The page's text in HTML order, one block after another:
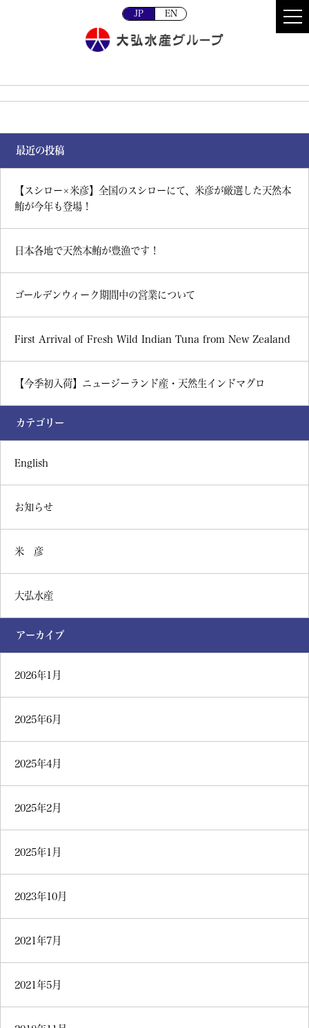
JP EN
最近の投稿
【スシロー×米彦】全国のスシローにて、米彦が厳選した天然本
鮪が今年も登場！
日本各地で天然本鮪が豊漁です！
ゴールデンウィーク期間中の営業について
First Arrival of Fresh Wild Indian Tuna from New Zealand
【今季初入荷】ニュージーランド産・天然生インドマグロ
カテゴリー
English
お知らせ
米 彦
大弘水産
アーカイブ
2026年1月
2025年6月
2025年4月
2025年2月
2025年1月
2023年10月
2021年7月
2021年5月